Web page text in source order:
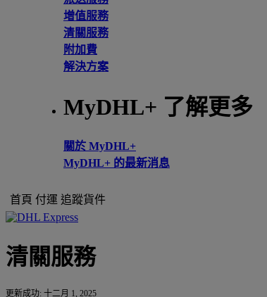
增值服務
清關服務
附加費
解決方案
MyDHL+ 了解更多
關於 MyDHL+
MyDHL+ 的最新消息
首頁 付運 追蹤貨件
清關服務
更新成功: 十二月 1, 2025